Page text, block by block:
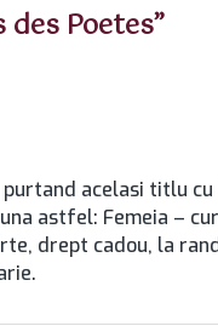
Poetes”
acelasi titlu
astfel: Femeia –
drept cadou, la